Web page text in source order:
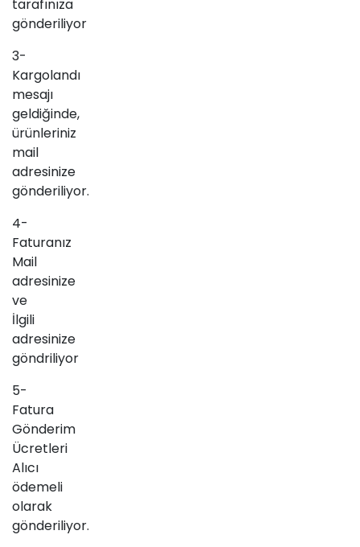
tarafınıza
gönderiliyor
3-
Kargolandı
mesajı
geldiğinde,
ürünleriniz
mail
adresinize
gönderiliyor.
4-
Faturanız
Mail
adresinize
ve
İlgili
adresinize
göndriliyor
5-
Fatura
Gönderim
Ücretleri
Alıcı
ödemeli
olarak
gönderiliyor.